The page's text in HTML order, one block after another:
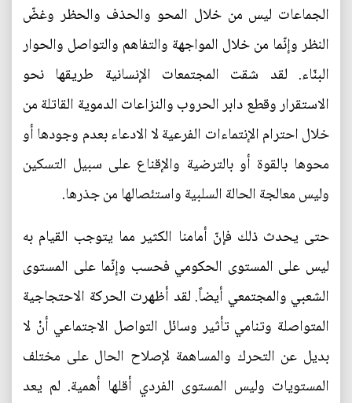
الجماعات ليس من خلال المحو والحذف والحظر وغضّ
النظر وإنّما من خلال المواجهة والتفاهم والتواصل والحوار
البنّاء. لقد شقت المجتمعات الإنسانية طريقها نحو
الاستقرار وقطع دابر الحروب والنزاعات الدموية القاتلة من
خلال احترام الإنتماءات الفرعية لا الادعاء بعدم وجودها أو
محوها بالقوة أو بالترضية والإقناع على سبيل التسكين
وليس معالجة الحالة السلبية واستئصالها من جذرها.
حتى يحدث ذلك فإنّ أمامنا الكثير مما يتوجب القيام به
ليس على المستوى الحكومي فحسب وإنّما على المستوى
الشعبي والمجتمعي أيضاً. لقد أظهرت الحركة الاحتجاجية
المتواصلة وتنامي تأثير وسائل التواصل الاجتماعي أنْ لا
بديل عن التحرك والمساهمة لإصلاح الحال على مختلف
المستويات وليس المستوى الفردي أقلها أهمية. لم يعد